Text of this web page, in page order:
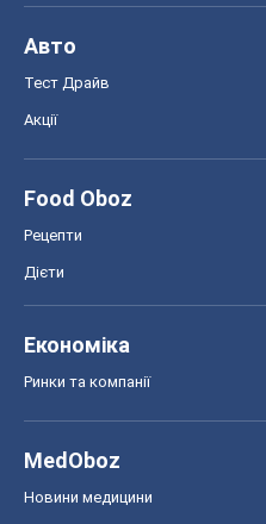
Авто
Тест Драйв
Акції
Food Oboz
Рецепти
Дієти
Економіка
Ринки та компанії
MedOboz
Новини медицини